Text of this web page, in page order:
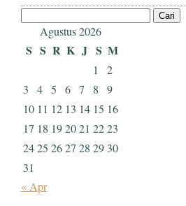
Cari
untuk:Agustus 2026
S S R K J S M
1
2
3
4 5 6 7 8
9
10 11 12 13 14 15 16
17 18 192021 2223
2425 2627 28 29 30
31
« Apr